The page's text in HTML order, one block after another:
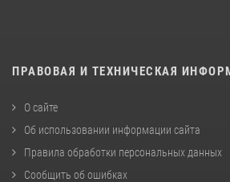
ПРАВОВАЯ И ТЕХНИЧЕСКАЯ
О сайте
Об использовании информации сайта
Правила обработки персональных данных
Сообщить об ошибках